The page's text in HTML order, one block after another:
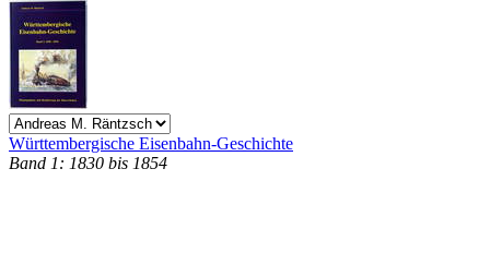
Württembergische Eisenbahn-Geschichte
Band 1: 1830 bis 1854